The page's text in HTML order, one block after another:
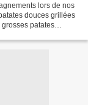
lors de nos
douces grillées
patates